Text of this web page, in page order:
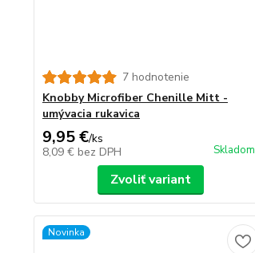
7 hodnotenie
Knobby Microfiber Chenille Mitt -
umývacia rukavica
9,95 €/ks
8,09 € bez DPH Skladom
Zvoliť variant
Novinka